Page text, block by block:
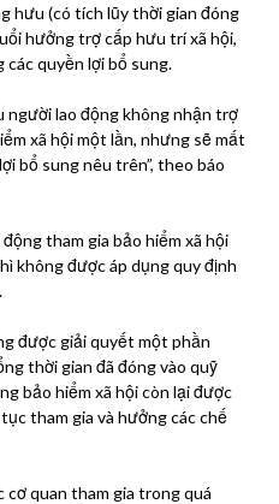
hưu (có tích lũy thời gian đóng
hưởng trợ cấp hưu trí xã hội,
quyền lợi bổ sung.
người lao động không nhận trợ
xã hộimột lần, nhưng sẽ mất
bổ sung nêu trên”, theo báo
tham gia bảo hiểm xã hội
không được áp dụng quy định
được giải quyết một phần
thời gian đã đóng vào quỹ
bảo hiểm xã hộicòn lại được
tham gia và hưởng các chế
cơ quan tham gia trong quá